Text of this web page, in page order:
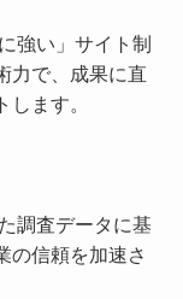
強い」サイト制
力で、成果に直
ます。
調査データに基
の信頼を加速さ